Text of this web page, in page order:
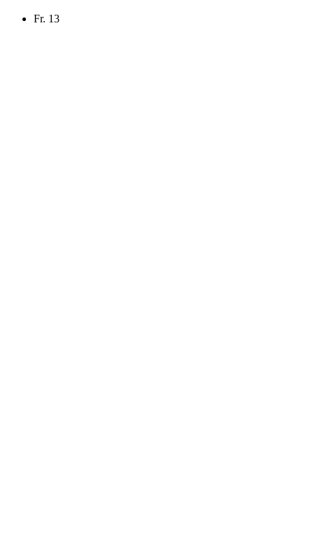
Fr. 13